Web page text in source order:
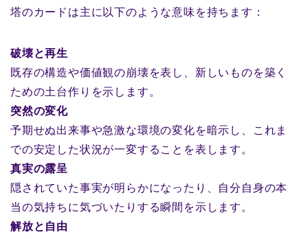
塔のカードは主に以下のような意味を持ちます：
破壊と再生
既存の構造や価値観の崩壊を表し、新しいものを築く
ための土台作りを示します。
突然の変化
予期せぬ出来事や急激な環境の変化を暗示し、これま
での安定した状況が一変することを表します。
真実の露呈
隠されていた事実が明らかになったり、自分自身の本
当の気持ちに気づいたりする瞬間を示します。
解放と自由